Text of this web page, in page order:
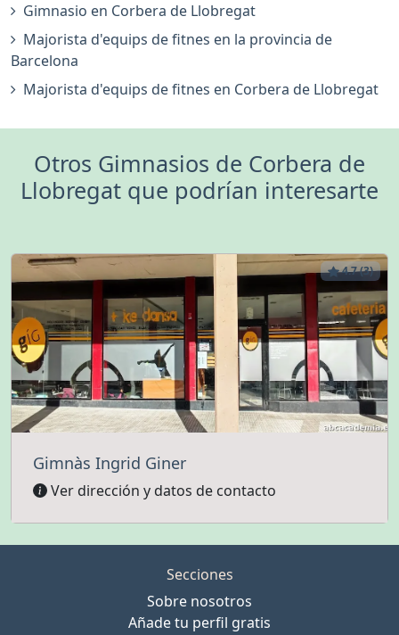
Gimnasio en Corbera de Llobregat
Majorista d'equips de fitnes en la provincia de
Barcelona
Majorista d'equips de fitnes en Corbera de Llobregat
Otros Gimnasios de Corbera de
Llobregat que podrían interesarte
4.7 (3)
Gimnàs Ingrid Giner
Ver dirección y datos de contacto
Secciones
Sobre nosotros
Añade tu perfil gratis